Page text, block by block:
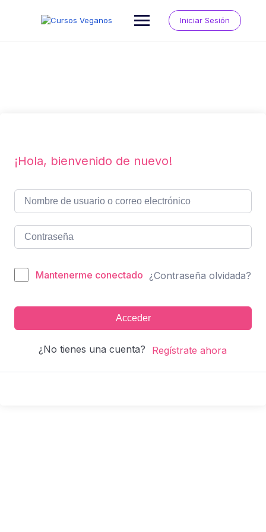
Iniciar Sesión
¡Hola, bienvenido de nuevo!
Mantenerme conectado ¿Contraseña olvidada?
Acceder
¿No tienes una cuenta? Regístrate ahora